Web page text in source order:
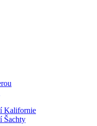
Kalifornie
Šachty